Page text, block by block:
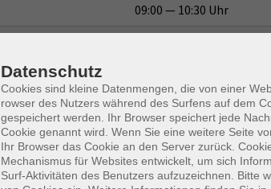
09:00 — 10:30 Uhr
09:00 — 10:30 Uhr
09:00 — 10:30 Uhr
09:00 — 10:30 Uhr
Datenschutz
Cookies sind kleine Datenmengen, die von einer
rowser des Nutzers während des Surfens auf dem
gespeichert werden. Ihr Browser speichert jede
Cookie genannt wird. Wenn Sie eine weitere Seite
Ihr Browser das Cookie an den Server zurück.
Mechanismus für Websites entwickelt, um sich
Surf-Aktivitäten des Benutzers aufzuzeichnen. Bitte